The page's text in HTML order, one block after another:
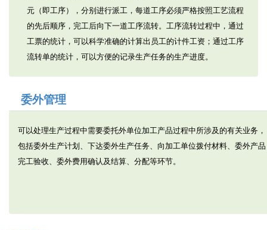
元（即工序），分别进行派工，每道工序必须严格按照工艺流程
的先后顺序，完工后向下一道工序流转。工序流转过程中，通过
工票的统计，可以科学准确的计算出员工的计件工资；通过工序
流转单的统计，可以方便的记录生产任务的生产进度。
委外管理
可以处理生产过程中需要委托外单位加工产品过程中所涉及的有关业务，
包括委外生产计划、下达委外生产任务、向加工单位拨付材料、委外产品
完工验收、委外费用确认及结算、分配等环节。